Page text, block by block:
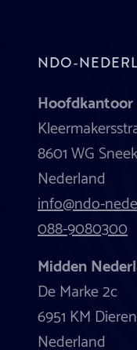
NDO-
8601 WG Sneek
Nederland
info@ndo-
088-9080300
Midden
De Marke 2c
6951 KM Dieren
Nederland